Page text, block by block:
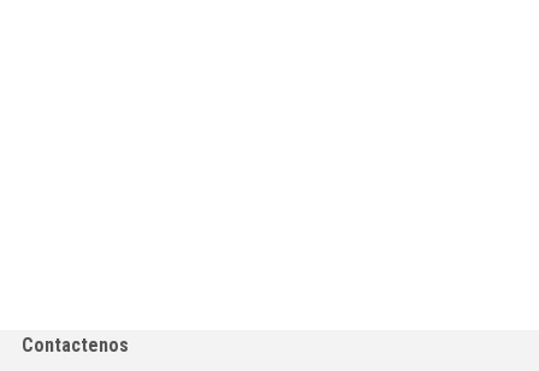
Contactenos